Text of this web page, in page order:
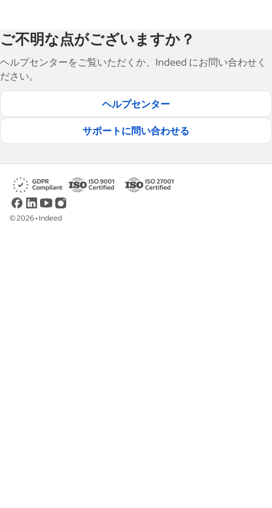
ご不明な点がございますか？
ヘルプセンターをご覧いただくか、Indeed にお問い合わせく
ださい。
ヘルプセンター
サポートに問い合わせる
©2026• Indeed